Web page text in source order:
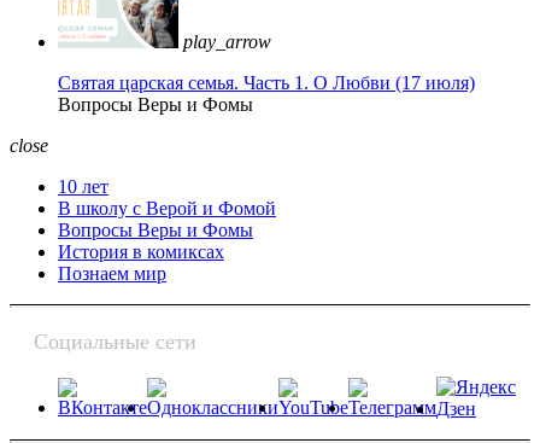
play_arrow
Святая царская семья. Часть 1. О Любви (17 июля)
Вопросы Веры и Фомы
close
10 лет
В школу с Верой и Фомой
Вопросы Веры и Фомы
История в комиксах
Познаем мир
Социальные сети